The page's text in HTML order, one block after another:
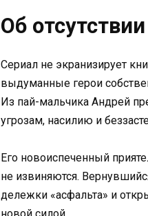
Об
Сериал не экранизирует
выдуманные герои
Из пай-мальчика Андрей
угрозам, насилию и
Его новоиспеченный
не извиняются.
дележки «асфальта» и